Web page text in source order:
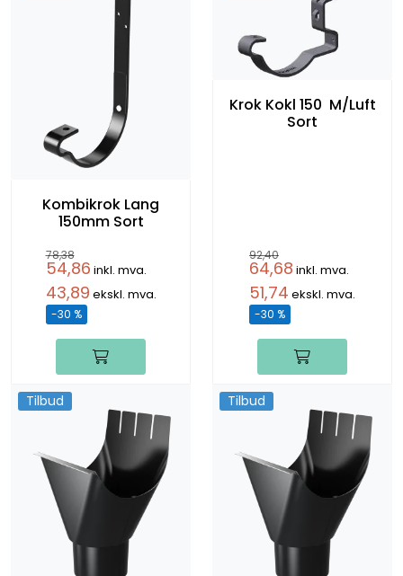
Kombikrok Lang
150mm Sort
78,38
54,86 inkl. mva.
43,89 ekskl. mva.
-30 %
Krok Kokl 150 M/Luft
Sort
92,40
64,68 inkl. mva.
51,74 ekskl. mva.
-30 %
Tilbud Tilbud